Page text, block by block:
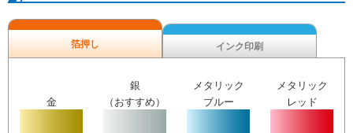
箔押し インク印刷
金
銀
（おすすめ）
メタリック
ブルー
メタリック
レッド